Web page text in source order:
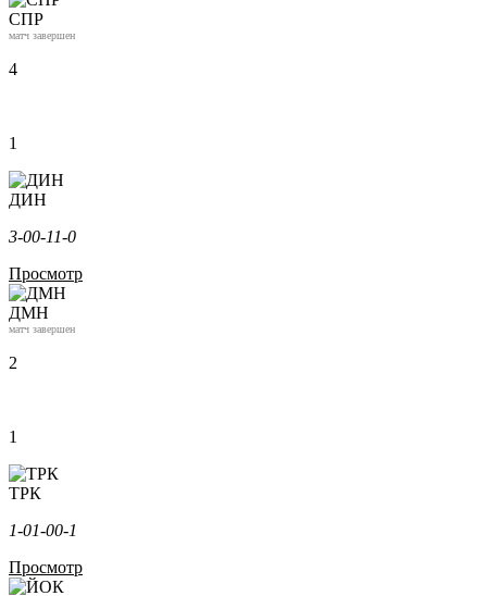
СПР
матч завершен
4
1
ДИН
3-00-11-0
Просмотр
ДМН
матч завершен
2
1
ТРК
1-01-00-1
Просмотр